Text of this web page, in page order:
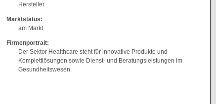
Hersteller
Marktstatus:
am Markt
Firmenportrait:
Der Sektor Healthcare steht für innovative Produkte und
Komplettlösungen sowie Dienst- und Beratungsleistungen im
Gesundheitswesen.